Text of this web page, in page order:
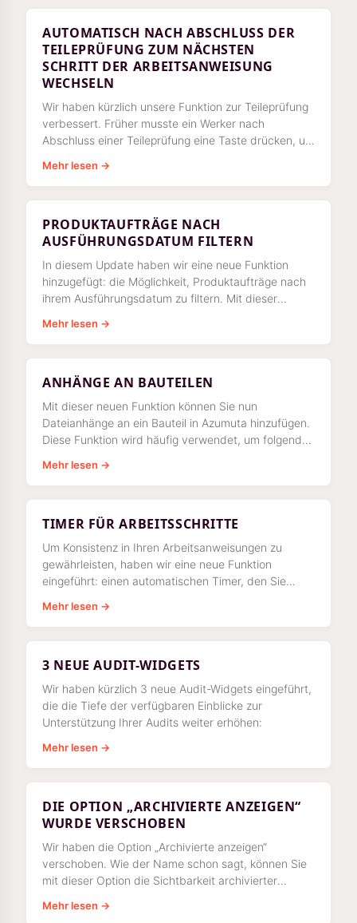
AUTOMATISCH NACH ABSCHLUSS DER
TEILEPRÜFUNG ZUM NÄCHSTEN
SCHRITT DER ARBEITSANWEISUNG
WECHSELN
Wir haben kürzlich unsere Funktion zur Teileprüfung
verbessert. Früher musste ein Werker nach
Abschluss einer Teileprüfung eine Taste drücken, um
Mehr lesen →
PRODUKTAUFTRÄGE NACH
AUSFÜHRUNGSDATUM FILTERN
In diesem Update haben wir eine neue Funktion
hinzugefügt: die Möglichkeit, Produktaufträge nach
ihrem Ausführungsdatum zu filtern. Mit dieser
Mehr lesen →
ANHÄNGE AN BAUTEILEN
Mit dieser neuen Funktion können Sie nun
Dateianhänge an ein Bauteil in Azumuta hinzufügen.
Diese Funktion wird häufig verwendet, um folgende
Mehr lesen →
TIMER FÜR ARBEITSSCHRITTE
Um Konsistenz in Ihren Arbeitsanweisungen zu
gewährleisten, haben wir eine neue Funktion
eingeführt: einen automatischen Timer, den Sie
Mehr lesen →
3 NEUE AUDIT-WIDGETS
Wir haben kürzlich 3 neue Audit-Widgets eingeführt,
die die Tiefe der verfügbaren Einblicke zur
Unterstützung Ihrer Audits weiter erhöhen:
Mehr lesen →
DIE OPTION „ARCHIVIERTE ANZEIGEN“
WURDE VERSCHOBEN
Wir haben die Option „Archivierte anzeigen“
verschoben. Wie der Name schon sagt, können Sie
mit dieser Option die Sichtbarkeit archivierter
Mehr lesen →